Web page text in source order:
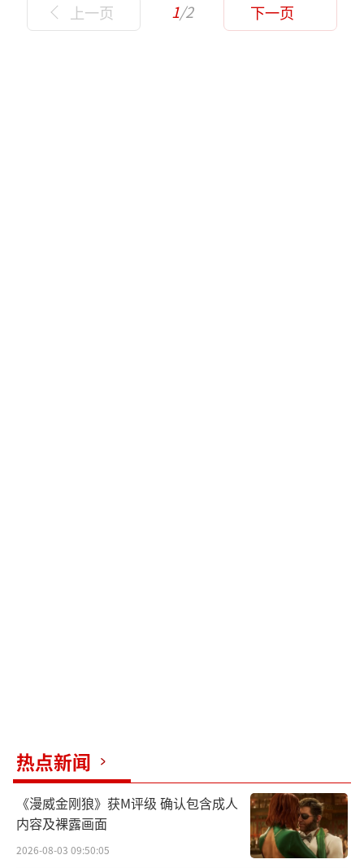
上一页 1/2 下一页
热点新闻
《漫威金刚狼》获M评级 确认包含成人
内容及裸露画面
2026-08-03 09:50:05